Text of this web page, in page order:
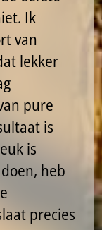
Ik
van
lekker
pure
is
is
heb
precies